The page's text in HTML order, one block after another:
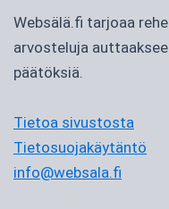
Websälä.fi tarjoaa
arvosteluja
päätöksiä.
Tietoa sivustosta
Tietosuojakäytäntö
info@websala.fi